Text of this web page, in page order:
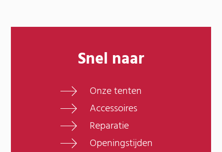
Snel naar
Onze tenten
Accessoires
Reparatie
Openingstijden